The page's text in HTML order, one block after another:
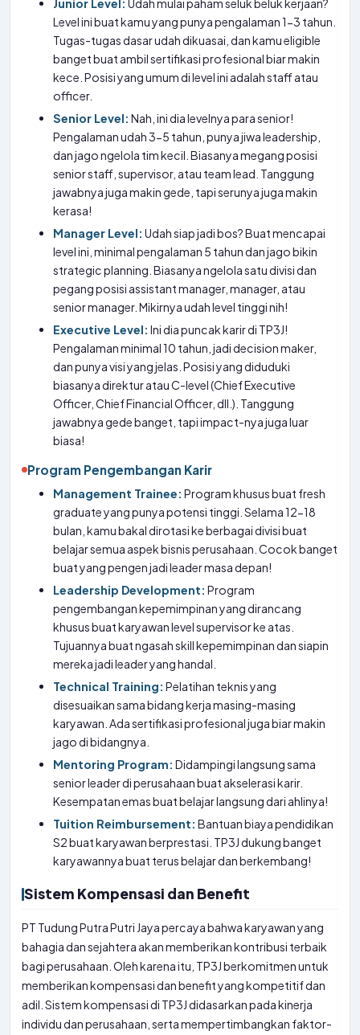
Junior Level: Udah mulai paham seluk beluk kerjaan?
Level ini buat kamu yang punya pengalaman 1-3 tahun.
Tugas-tugas dasar udah dikuasai, dan kamu eligible
banget buat ambil sertifikasi profesional biar makin
kece. Posisi yang umum di level ini adalah staff atau
officer.
Senior Level: Nah, ini dia levelnya para senior!
Pengalaman udah 3-5 tahun, punya jiwa leadership,
dan jago ngelola tim kecil. Biasanya megang posisi
senior staff, supervisor, atau team lead. Tanggung
jawabnya juga makin gede, tapi serunya juga makin
kerasa!
Manager Level: Udah siap jadi bos? Buat mencapai
level ini, minimal pengalaman 5 tahun dan jago bikin
strategic planning. Biasanya ngelola satu divisi dan
pegang posisi assistant manager, manager, atau
senior manager. Mikirnya udah level tinggi nih!
Executive Level: Ini dia puncak karir di TP3J!
Pengalaman minimal 10 tahun, jadi decision maker,
dan punya visi yang jelas. Posisi yang diduduki
biasanya direktur atau C-level (Chief Executive
Officer, Chief Financial Officer, dll.). Tanggung
jawabnya gede banget, tapi impact-nya juga luar
biasa!
Program Pengembangan Karir
Management Trainee: Program khusus buat fresh
graduate yang punya potensi tinggi. Selama 12-18
bulan, kamu bakal dirotasi ke berbagai divisi buat
belajar semua aspek bisnis perusahaan. Cocok banget
buat yang pengen jadi leader masa depan!
Leadership Development: Program
pengembangan kepemimpinan yang dirancang
khusus buat karyawan level supervisor ke atas.
Tujuannya buat ngasah skill kepemimpinan dan siapin
mereka jadi leader yang handal.
Technical Training: Pelatihan teknis yang
disesuaikan sama bidang kerja masing-masing
karyawan. Ada sertifikasi profesional juga biar makin
jago di bidangnya.
Mentoring Program: Didampingi langsung sama
senior leader di perusahaan buat akselerasi karir.
Kesempatan emas buat belajar langsung dari ahlinya!
Tuition Reimbursement: Bantuan biaya pendidikan
S2 buat karyawan berprestasi. TP3J dukung banget
karyawannya buat terus belajar dan berkembang!
Sistem Kompensasi dan Benefit
PT Tudung Putra Putri Jaya percaya bahwa karyawan yang
bahagia dan sejahtera akan memberikan kontribusi terbaik
bagi perusahaan. Oleh karena itu, TP3J berkomitmen untuk
memberikan kompensasi dan benefit yang kompetitif dan
adil. Sistem kompensasi di TP3J didasarkan pada kinerja
individu dan perusahaan, serta mempertimbangkan faktor-